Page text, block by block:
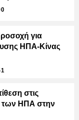
για
ΗΠΑ-Κίνας
στις
ΗΠΑ στην